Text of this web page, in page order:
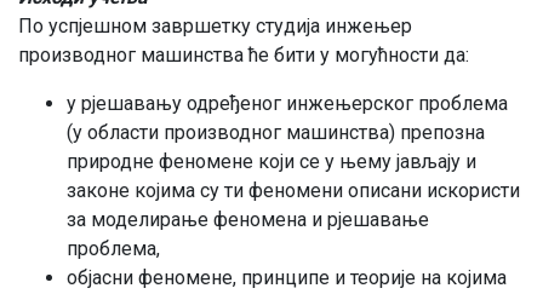
По успјешном завршетку студија инжењер
производног машинства ће бити у могућности да:
у рјешавању одређеног инжењерског проблема
(у области производног машинства) препозна
природне феномене који се у њему јављају и
законе којима су ти феномени описани искористи
за моделирање феномена и рјешавање
проблема,
објасни феномене, принципе и теорије на којима